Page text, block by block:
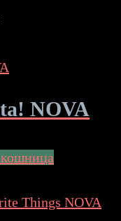
NOVA
кошница